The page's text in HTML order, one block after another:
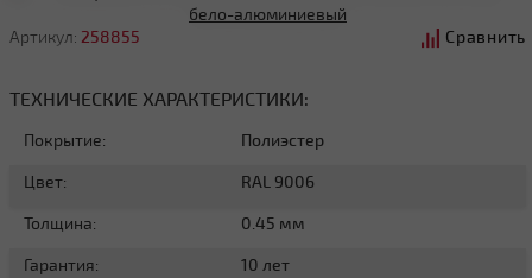
Артикул: 258855 Сравнить
ТЕХНИЧЕСКИЕ ХАРАКТЕРИСТИКИ:
Покрытие: Полиэстер
Цвет: RAL 9006
Толщина: 0.45 мм
Гарантия: 10 лет